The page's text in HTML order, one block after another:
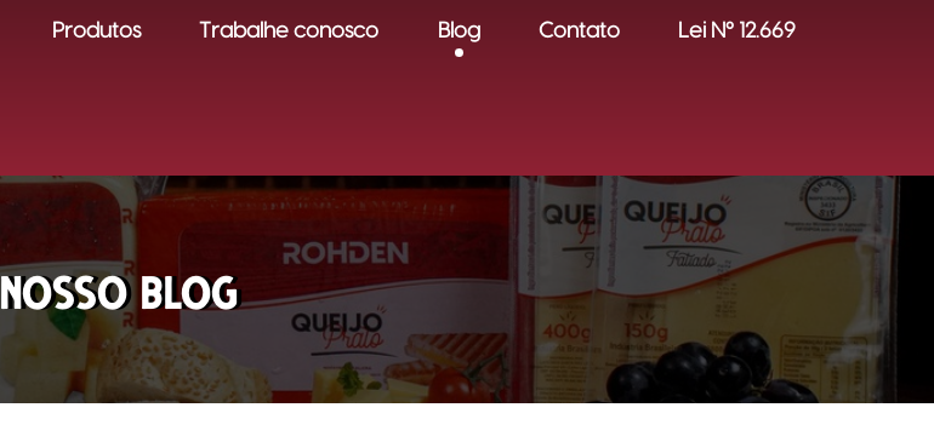
Produtos Trabalhe conosco Blog Contato Lei Nº 12.669
Nosso Blog